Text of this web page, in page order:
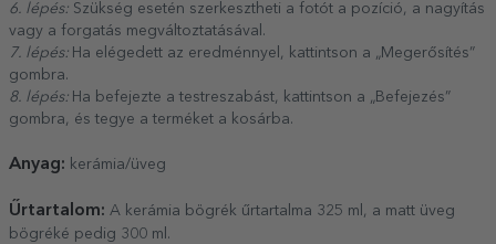
6. lépés: Szükség esetén szerkesztheti a fotót a pozíció, a nagyítás
vagy a forgatás megváltoztatásával.
7. lépés: Ha elégedett az eredménnyel, kattintson a „Megerősítés”
gombra.
8. lépés: Ha befejezte a testreszabást, kattintson a „Befejezés”
gombra, és tegye a terméket a kosárba.
Anyag: kerámia/üveg
Űrtartalom: A kerámia bögrék űrtartalma 325 ml, a matt üveg
bögréké pedig 300 ml.